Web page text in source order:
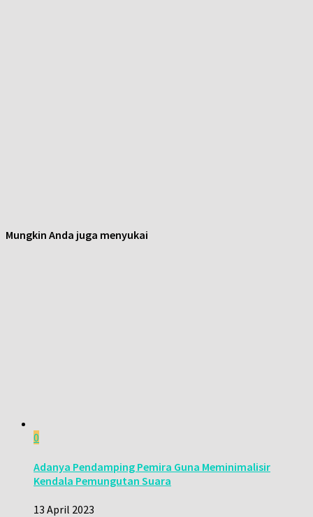
Mungkin Anda juga menyukai
0
Adanya Pendamping Pemira Guna Meminimalisir
Kendala Pemungutan Suara
13 April 2023